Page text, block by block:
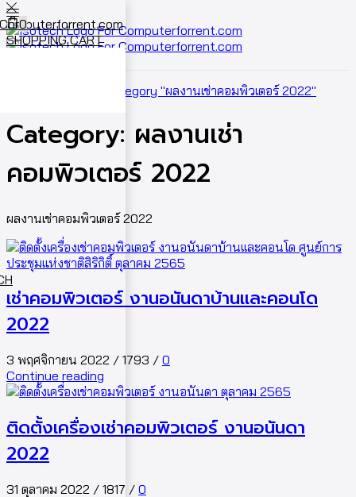
0
SHOPPING CART
Archive by category "ผลงานเช่าคอมพิวเตอร์ 2022"
Category: ผลงานเช่า
คอมพิวเตอร์ 2022
ผลงานเช่าคอมพิวเตอร์ 2022
เช่าคอมพิวเตอร์ งานอนันดาบ้านเเละคอนโด
2022
3 พฤศจิกายน 2022 / 1793 / 0
Continue reading
ติดตั้งเครื่องเช่าคอมพิวเตอร์ งานอนันดา
2022
31 ตุลาคม 2022 / 1817 / 0